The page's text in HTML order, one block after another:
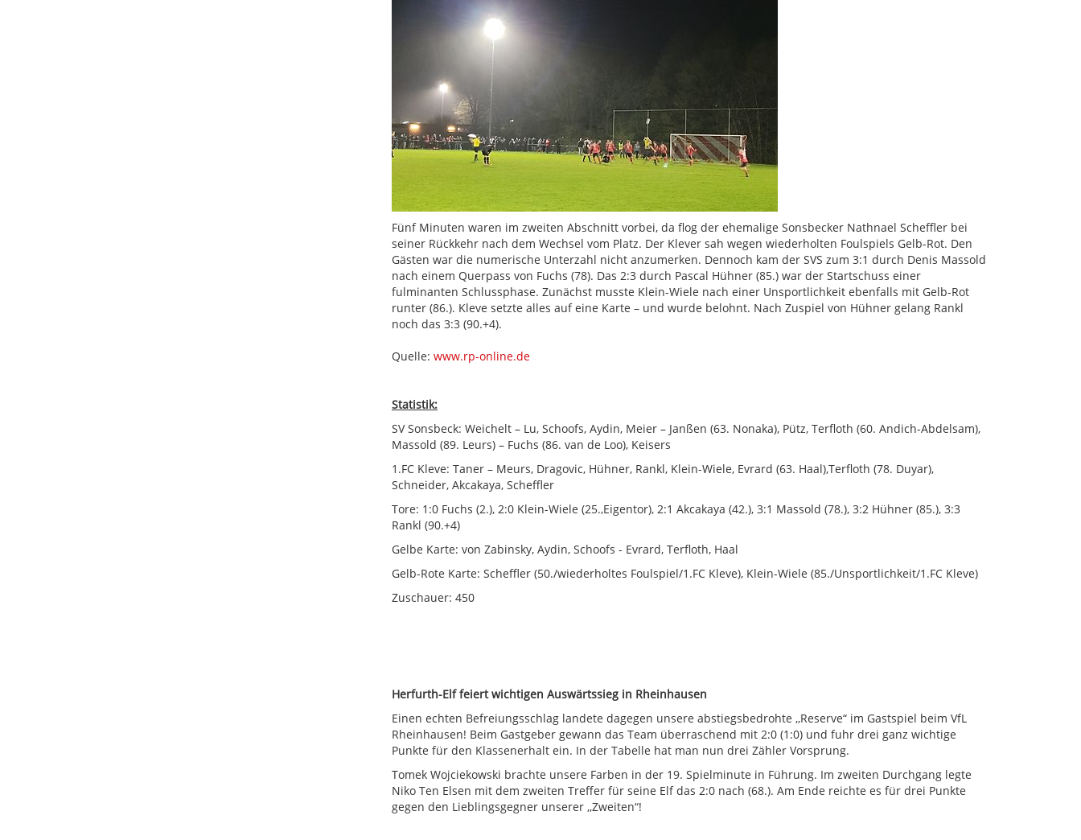
Fünf Minuten waren im zweiten Abschnitt vorbei, da flog der ehemalige Sonsbecker Nathnael Scheffler bei
seiner Rückkehr nach dem Wechsel vom Platz. Der Klever sah wegen wiederholten Foulspiels Gelb-Rot. Den
Gästen war die numerische Unterzahl nicht anzumerken. Dennoch kam der SVS zum 3:1 durch Denis Massold
nach einem Querpass von Fuchs (78). Das 2:3 durch Pascal Hühner (85.) war der Startschuss einer
fulminanten Schlussphase. Zunächst musste Klein-Wiele nach einer Unsportlichkeit ebenfalls mit Gelb-Rot
runter (86.). Kleve setzte alles auf eine Karte – und wurde belohnt. Nach Zuspiel von Hühner gelang Rankl
noch das 3:3 (90.+4).
Quelle: www.rp-online.de
Statistik:
SV Sonsbeck: Weichelt – Lu, Schoofs, Aydin, Meier – Janßen (63. Nonaka), Pütz, Terfloth (60. Andich-Abdelsam),
Massold (89. Leurs) – Fuchs (86. van de Loo), Keisers
1.FC Kleve: Taner – Meurs, Dragovic, Hühner, Rankl, Klein-Wiele, Evrard (63. Haal),Terfloth (78. Duyar),
Schneider, Akcakaya, Scheffler
Tore: 1:0 Fuchs (2.), 2:0 Klein-Wiele (25.,Eigentor), 2:1 Akcakaya (42.), 3:1 Massold (78.), 3:2 Hühner (85.), 3:3
Rankl (90.+4)
Gelbe Karte: von Zabinsky, Aydin, Schoofs - Evrard, Terfloth, Haal
Gelb-Rote Karte: Scheffler (50./wiederholtes Foulspiel/1.FC Kleve), Klein-Wiele (85./Unsportlichkeit/1.FC Kleve)
Zuschauer: 450
Herfurth-Elf feiert wichtigen Auswärtssieg in Rheinhausen
Einen echten Befreiungsschlag landete dagegen unsere abstiegsbedrohte ,,Reserve“ im Gastspiel beim VfL
Rheinhausen! Beim Gastgeber gewann das Team überraschend mit 2:0 (1:0) und fuhr drei ganz wichtige
Punkte für den Klassenerhalt ein. In der Tabelle hat man nun drei Zähler Vorsprung.
Tomek Wojciekowski brachte unsere Farben in der 19. Spielminute in Führung. Im zweiten Durchgang legte
Niko Ten Elsen mit dem zweiten Treffer für seine Elf das 2:0 nach (68.). Am Ende reichte es für drei Punkte
gegen den Lieblingsgegner unserer ,,Zweiten“!